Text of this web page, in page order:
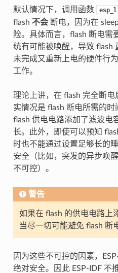
默认情况下，调用函数
flash 不会断电，因为在
险。具体而言，flash 断电需
统有可能被唤醒，导致 flash
未完成又重新上电的硬件行
工作。
理论上讲，在 flash 完全断
实情况是 flash 断电所需的
flash 供电电路添加了滤波电
长。此外，即使可以预知
时也不能通过设置足够长的
安全（比如，突发的异步唤
不可控）。
警告
如果在 flash 的供电电路上
当尽一切可能避免 flash 断
因为这些不可控的因素，
绝对安全。因此 ESP-IDF 不